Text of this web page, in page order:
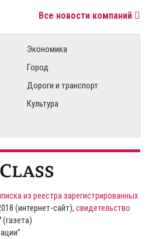
Все новости компаний
Экономика
Город
Дороги и транспорт
Культура
из реестра зарегистрированных
(интернет-сайт), свидетельство
(газета)